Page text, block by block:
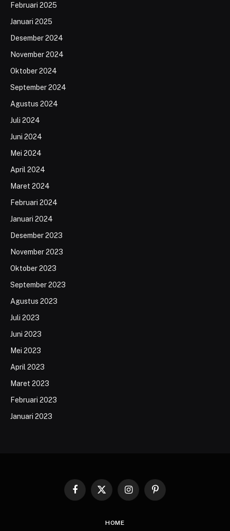
Februari 2025
Januari 2025
Desember 2024
November 2024
Oktober 2024
September 2024
Agustus 2024
Juli 2024
Juni 2024
Mei 2024
April 2024
Maret 2024
Februari 2024
Januari 2024
Desember 2023
November 2023
Oktober 2023
September 2023
Agustus 2023
Juli 2023
Juni 2023
Mei 2023
April 2023
Maret 2023
Februari 2023
Januari 2023
Facebook
X
InstagramPinterest
HOME